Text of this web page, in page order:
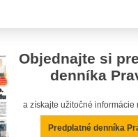
Objednajte si
denníka
a získajte užitočné informácie
Predplatné denníka